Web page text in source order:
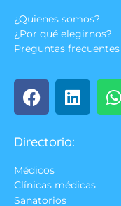
¿Quienes somos?
¿Por qué elegirnos?
Preguntas frecuentes
Directorio:
Médicos
Clínicas médicas
Sanatorios